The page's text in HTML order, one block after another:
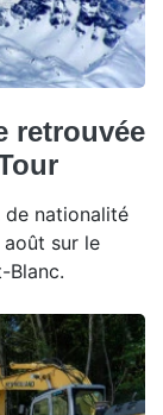
retrouvée
de nationalité
sur le
Blanc.